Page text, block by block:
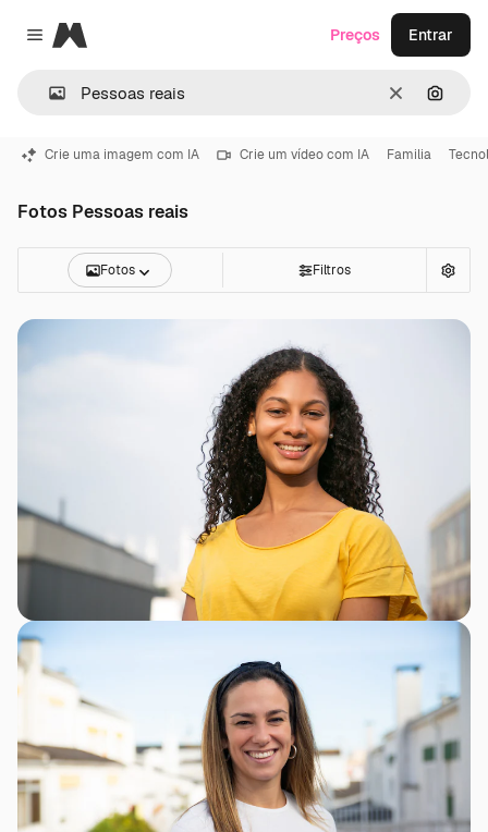
Close menu
Magnific
Limpar
Preços Entrar
Crie uma imagem com IA Crie um vídeo com IA Familia
Fotos Pessoas reais
Fotos Filtros